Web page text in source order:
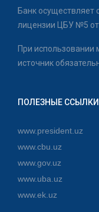
Банк осуществляет
лицензии ЦБУ №5 от
При использовании
источник
ПОЛЕЗНЫЕ ССЫЛКИ
www.president.uz
www.cbu.uz
www.gov.uz
www.uba.uz
www.ek.uz